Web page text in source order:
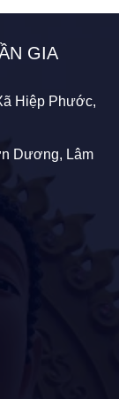
GIA
Hiệp Phước,
Dương, Lâm